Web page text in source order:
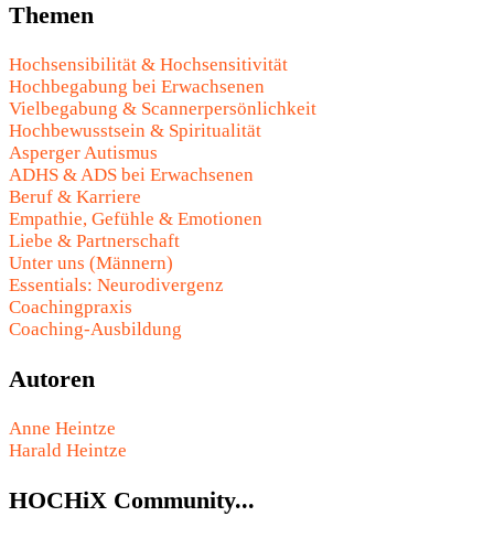
Themen
Hochsensibilität & Hochsensitivität
Hochbegabung bei Erwachsenen
Vielbegabung & Scannerpersönlichkeit
Hochbewusstsein & Spiritualität
Asperger Autismus
ADHS & ADS bei Erwachsenen
Beruf & Karriere
Empathie, Gefühle & Emotionen
Liebe & Partnerschaft
Unter uns (Männern)
Essentials: Neurodivergenz
Coachingpraxis
Coaching-Ausbildung
Autoren
Anne Heintze
Harald Heintze
HOCHiX Community...